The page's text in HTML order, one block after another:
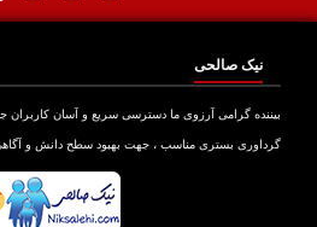
نیک صالحی
بیننده گرامی آرزوی ما دسترسی سریع و آسان کاربران
گرداوری بستری مناسب ، جهت بهبود سطح دانش و